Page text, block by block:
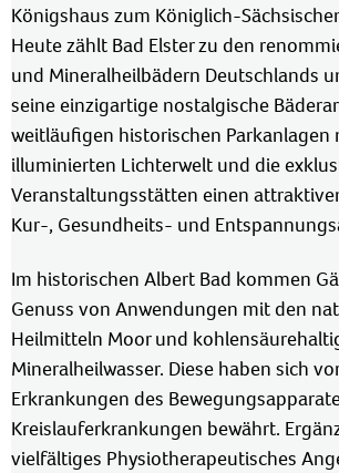
Königshaus zum Königlich-
Heute zählt Bad Elster zu den
und Mineralheilbädern Deutschlands
seine einzigartige nostalgische
weitläufigen historischen Parkanlagen
illuminierten Lichterwelt und die
Veranstaltungsstätten einen
Kur-, Gesundheits- und
Im historischen Albert Bad kommen
Genuss von Anwendungen mit den
Heilmitteln Moor und
Mineralheilwasser. Diese haben sich
Erkrankungen des
Kreislauferkrankungen bewährt.
vielfältiges Physiotherapeutisches